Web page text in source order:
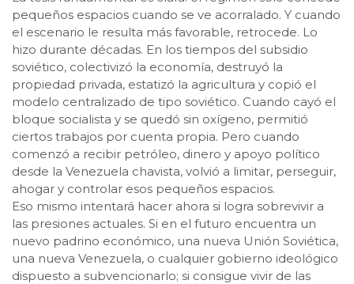
pequeños espacios cuando se ve acorralado. Y cuando
el escenario le resulta más favorable, retrocede. Lo
hizo durante décadas. En los tiempos del subsidio
soviético, colectivizó la economía, destruyó la
propiedad privada, estatizó la agricultura y copió el
modelo centralizado de tipo soviético. Cuando cayó el
bloque socialista y se quedó sin oxígeno, permitió
ciertos trabajos por cuenta propia. Pero cuando
comenzó a recibir petróleo, dinero y apoyo político
desde la Venezuela chavista, volvió a limitar, perseguir,
ahogar y controlar esos pequeños espacios.
Eso mismo intentará hacer ahora si logra sobrevivir a
las presiones actuales. Si en el futuro encuentra un
nuevo padrino económico, una nueva Unión Soviética,
una nueva Venezuela, o cualquier gobierno ideológico
dispuesto a subvencionarlo; si consigue vivir de las